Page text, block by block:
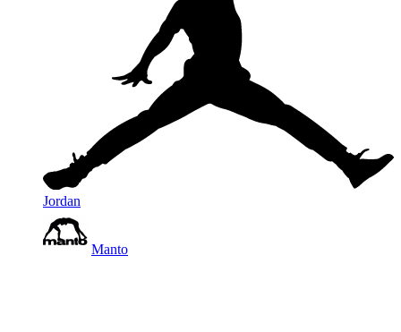
Jordan
Manto